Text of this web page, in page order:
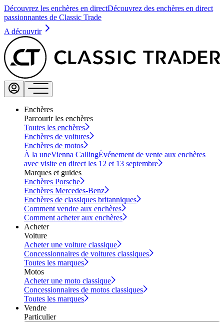
Découvrez les enchères en directDécouvrez des enchères en direct
passionnantes de Classic Trade
A découvrir
Enchères
Parcourir les enchères
Toutes les enchères
Enchères de voitures
Enchères de motos
À la uneVienna CallingÉvénement de vente aux enchères
avec visite en direct les 12 et 13 septembre
Marques et guides
Enchères Porsche
Enchères Mercedes-Benz
Enchères de classiques britanniques
Comment vendre aux enchères
Comment acheter aux enchères
Acheter
Voiture
Acheter une voiture classique
Concessionnaires de voitures classiques
Toutes les marques
Motos
Acheter une moto classique
Concessionnaires de motos classiques
Toutes les marques
Vendre
Particulier